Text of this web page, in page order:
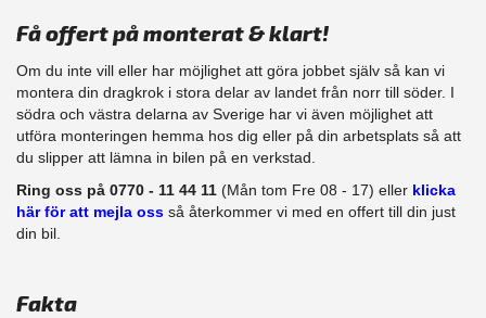
Få offert på monterat & klart!
Om du inte vill eller har möjlighet att göra jobbet själv så kan vi
montera din dragkrok i stora delar av landet från norr till söder. I
södra och västra delarna av Sverige har vi även möjlighet att​
utföra monteringen hemma hos dig eller på din arbetsplats så att
du slipper att lämna in bilen på en verkstad.
Ring oss på 0770 - 11 44 11 (Mån tom Fre 08 - 17) eller klicka
här för att mejla oss så återkommer vi med en offert till din just
din bil.
Fakta